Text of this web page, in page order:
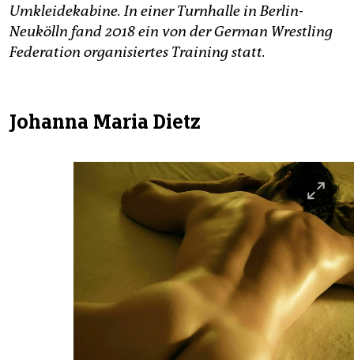
Umkleidekabine. In einer Turnhalle in Berlin-
Neukölln fand 2018 ein von der German Wrestling
Federation organisiertes Training statt.
Johanna Maria Dietz